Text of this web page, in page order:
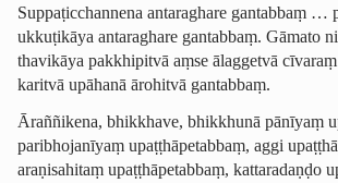
­Suppaṭic­chan­nena antaraghare gantabbaṃ …
ukkuṭikāya antaraghare gantabbaṃ. Gāmato
thavikāya pakkhipitvā aṃse ālaggetvā
karitvā upāhanā ārohitvā gantabbaṃ.
Āraññikena, bhikkhave, bhikkhunā pānīyaṃ
paribhojanīyaṃ upaṭ­ṭhāpetab­baṃ, aggi
araṇisahitaṃ upaṭ­ṭhāpetab­baṃ, kattaradaṇḍo